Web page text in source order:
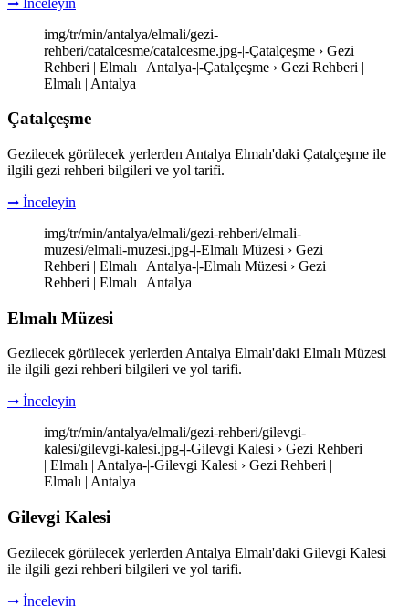
img/tr/min/antalya/elmali/gezi-
rehberi/catalcesme/catalcesme.jpg-|-Çatalçeşme › Gezi
Rehberi | Elmalı | Antalya-|-Çatalçeşme › Gezi Rehberi |
Elmalı | Antalya
Çatalçeşme
Gezilecek görülecek yerlerden Antalya Elmalı'daki Çatalçeşme ile
ilgili gezi rehberi bilgileri ve yol tarifi.
➞ İnceleyin
img/tr/min/antalya/elmali/gezi-rehberi/elmali-
muzesi/elmali-muzesi.jpg-|-Elmalı Müzesi › Gezi
Rehberi | Elmalı | Antalya-|-Elmalı Müzesi › Gezi
Rehberi | Elmalı | Antalya
Elmalı Müzesi
Gezilecek görülecek yerlerden Antalya Elmalı'daki Elmalı Müzesi
ile ilgili gezi rehberi bilgileri ve yol tarifi.
➞ İnceleyin
img/tr/min/antalya/elmali/gezi-rehberi/gilevgi-
kalesi/gilevgi-kalesi.jpg-|-Gilevgi Kalesi › Gezi Rehberi
| Elmalı | Antalya-|-Gilevgi Kalesi › Gezi Rehberi |
Elmalı | Antalya
Gilevgi Kalesi
Gezilecek görülecek yerlerden Antalya Elmalı'daki Gilevgi Kalesi
ile ilgili gezi rehberi bilgileri ve yol tarifi.
➞ İnceleyin